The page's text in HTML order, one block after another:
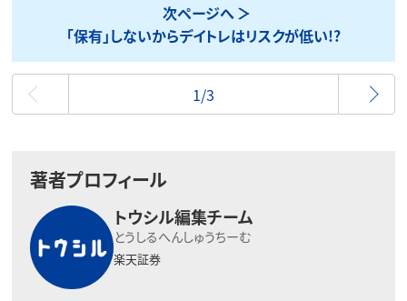
次ページへ
「保有」しないからデイトレはリスクが低い!?
最初
1/3
著者プロフィール
トウシル編集チーム
とうしるへんしゅうちーむ
楽天証券